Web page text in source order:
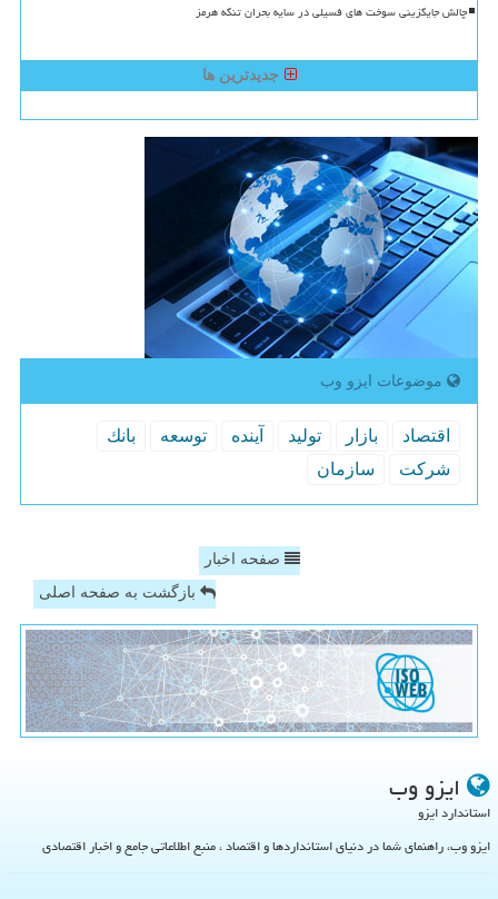
چالش جایگزینی سوخت های فسیلی در سایه بحران تنگه هرمز
جدیدترین ها
موضوعات ایزو وب
اقتصاد بازار تولید آینده توسعه
بانك
شركت
سازمان
صفحه اخبار
بازگشت به صفحه اصلی
ایزو وب
استاندارد ایزو
ایزو وب، راهنمای شما در دنیای استانداردها و اقتصاد ، منبع اطلاعاتی جامع و اخبار اقتصادی